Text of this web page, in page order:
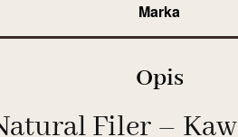
Marka
Opis
Filer –